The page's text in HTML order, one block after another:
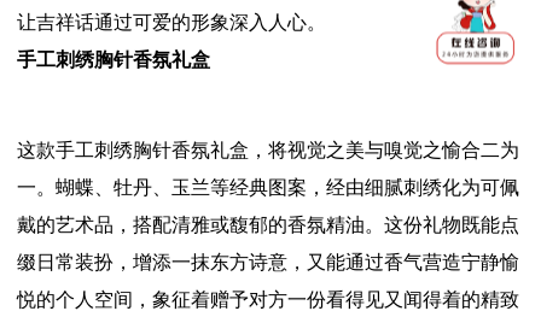
让吉祥话通过可爱的形象深入人心。
手工刺绣胸针香氛礼盒
这款手工刺绣胸针香氛礼盒，将视觉之美与嗅觉之愉合二为
一。蝴蝶、牡丹、玉兰等经典图案，经由细腻刺绣化为可佩
戴的艺术品，搭配清雅或馥郁的香氛精油。这份礼物既能点
缀日常装扮，增添一抹东方诗意，又能通过香气营造宁静愉
悦的个人空间，象征着赠予对方一份看得见又闻得着的精致